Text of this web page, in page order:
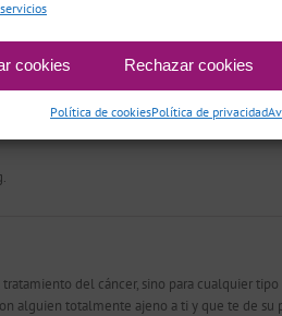
cookies Rechazar cookies
Política de cookiesPolítica de privacidad
en la importancia de la terapia psicológica
del cáncer, sino para cualquier
alguien totalmente ajeno a ti y que te de su